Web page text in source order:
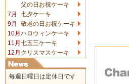
父の日お祝ケーキ
7月
七夕ケーキ
9月
敬老の日お祝ケーキ
10月 ハロウィンケーキ
11月 七五三ケーキ
12月 クリスマスケーキ
毎週日曜日は定休日です